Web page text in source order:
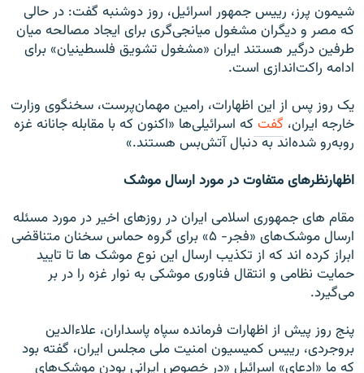
شیمون پرز، رییس جمهور اسرائیل، روز دوشنبه گفت: در حالی
که مصر و دیگران مشغول میانجی‌گری برای ایجاد مصالحه میان
طرفین درگیر هستند ایران «مشغول تشویق فلسطینیان» برای
ادامه راکت‌اندازی است.
یک روز پس از این اظهارات، رامین مهمان‌پرست، سخنگوی وزارت
خارجه ایران، گفت که اسرائیلی‌ها «اکنون که با مقابله جانانه غزه
روبه‌رو شده‌اند به دنبال آتش‌بس هستند.»
اظهارنظرهای متفاوت در مورد ارسال موشک
مقام های جمهوری اسلامی ایران در روزهای اخیر در مورد مسئله
ارسال موشک‌های «فجر- ۵» برای گروه حماس سخنان متناقضی
ابراز کرده اند که از تکذیب ارسال این نوع موشک ها تا تایید
حمایت نظامی و انتقال فناوری موشکی به نوار غزه را در بر
می‌گیرد.
پنج روز پیش از اظهارات فرمانده سپاه پاسداران، علاءالدین
بروجردی، رییس کمیسیون امنیت ملی مجلس ایران، گفته بود
که ما «ادعای» اسرائیل «در خصوص ایرانی بودن موشک‌های